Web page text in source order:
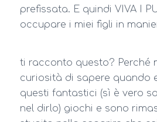
prefissata. E quindi VIVA I
occupare i miei figli in
ti racconto questo? Perché
curiosità di sapere quando
questi fantastici (sì è vero
nel dirlo) giochi e sono